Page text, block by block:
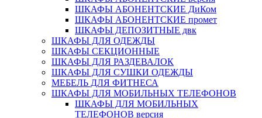
ШКАФЫ АБОНЕНТСКИЕ ДиКом
ШКАФЫ АБОНЕНТСКИЕ промет
ШКАФЫ ДЕПОЗИТНЫЕ двк
ШКАФЫ ДЛЯ ОДЕЖДЫ
ШКАФЫ СЕКЦИОННЫЕ
ШКАФЫ ДЛЯ РАЗДЕВАЛОК
ШКАФЫ ДЛЯ СУШКИ ОДЕЖДЫ
МЕБЕЛЬ ДЛЯ ФИТНЕСА
ШКАФЫ ДЛЯ МОБИЛЬНЫХ ТЕЛЕФОНОВ
ШКАФЫ ДЛЯ МОБИЛЬНЫХ
ТЕЛЕФОНОВ версия